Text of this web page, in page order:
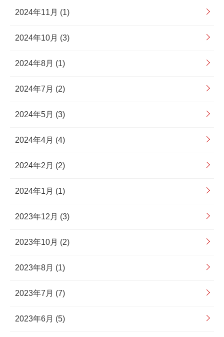
2024年11月 (1)
2024年10月 (3)
2024年8月 (1)
2024年7月 (2)
2024年5月 (3)
2024年4月 (4)
2024年2月 (2)
2024年1月 (1)
2023年12月 (3)
2023年10月 (2)
2023年8月 (1)
2023年7月 (7)
2023年6月 (5)